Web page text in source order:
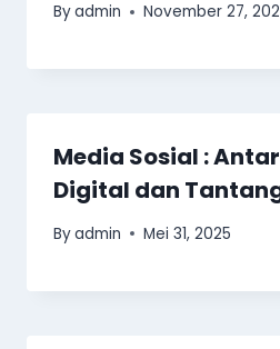
Byadmin November 27,
Media Sosial :
Digital dan
Byadmin Mei 31, 2025